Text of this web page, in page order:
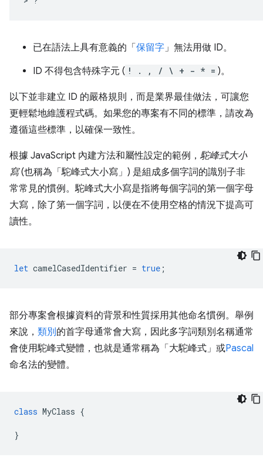
已在語法上具有意義的「 保留字」無法用做 ID。
ID 不得包含特殊字元 ( ! . , / \ + - * = )。
以下並非建立 ID 的嚴格規則，而是業界最佳做法，可讓您
更輕鬆地維護程式碼。如果您的專案有不同的標準，請改為
遵循這些標準，以確保一致性。
根據 JavaScript 內建方法和屬性設定的範例， 駝峰式大小
寫(也稱為「駝峰式大小寫」) 是組成多個字詞的識別子非
常常見的慣例。駝峰式大小寫是指將每個字詞的第一個字母
大寫，除了第一個字詞，以便在不使用空格的情況下提高可
讀性。
let camelCasedIdentifier = true ;
部分專案會根據資料的背景和性質採用其他命名慣例。舉例
來說， 類別的首字母通常會大寫，因此多字詞類別名稱通常
會使用駝峰式變體，也就是通常稱為「大駝峰式」或Pascal
命名法的變體。
class MyClass {
}